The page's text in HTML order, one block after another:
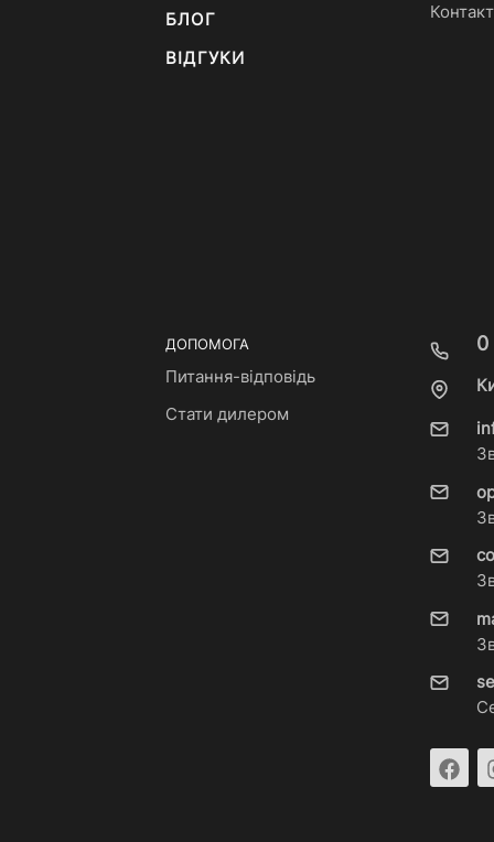
БЛОГ
ВІДГУКИ
ДОПОМОГА
Питання-відповідь
Стати дилером
0